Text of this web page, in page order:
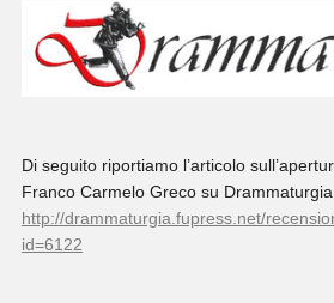
Di seguito riportiamo l’articolo
Franco Carmelo Greco su
http://drammaturgia.fupress.net/
id=6122